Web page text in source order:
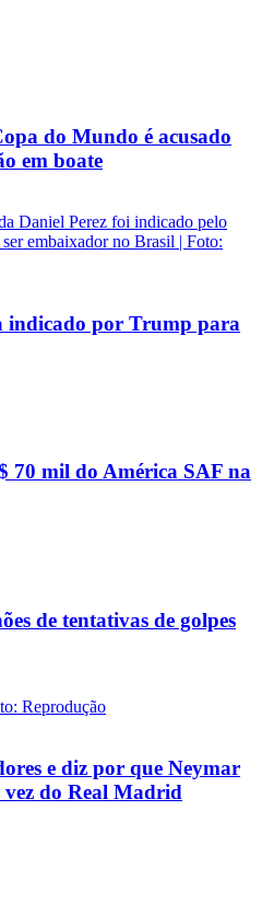
do Mundo é acusado
em boate
indicado por Trump para
70 mil do América SAF na
de tentativas de golpes
e diz por que Neymar
vez do Real Madrid